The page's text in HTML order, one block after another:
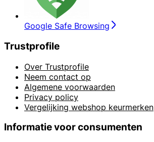
Google Safe Browsing
Trustprofile
Over Trustprofile
Neem contact op
Algemene voorwaarden
Privacy policy
Vergelijking webshop keurmerken
Informatie voor consumenten